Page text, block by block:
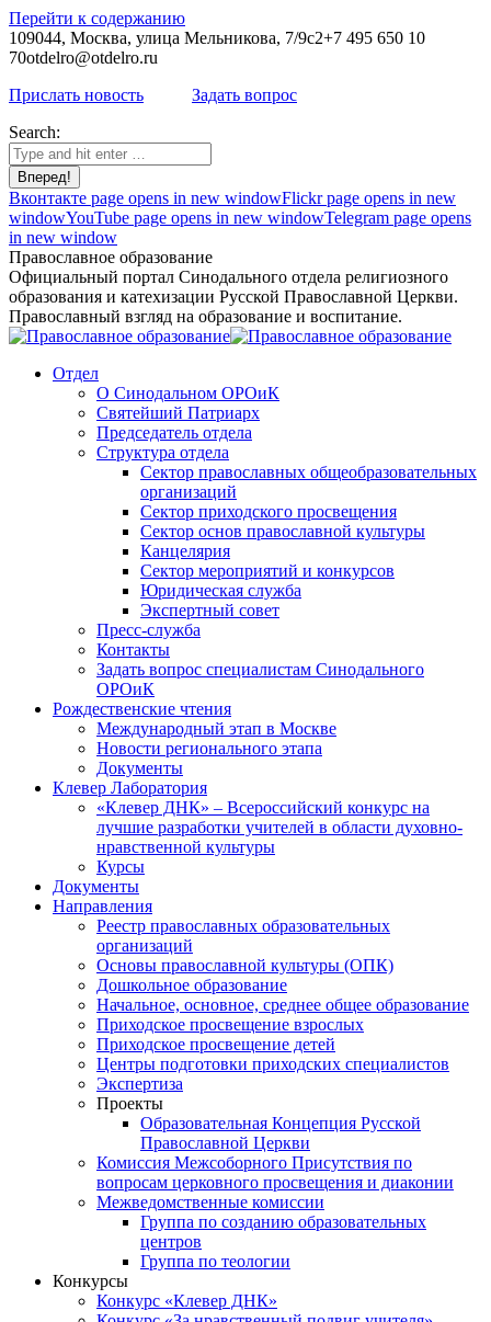
Перейти к содержанию
109044, Москва, улица Мельникова, 7/9с2+7 495 650 10
70otdelro@otdelro.ru
Прислать новость
Задать вопрос
Search:
Вконтакте page opens in new windowFlickr page opens in new
windowYouTube page opens in new windowTelegram page opens
in new window
Православное образование
Официальный портал Синодального отдела религиозного
образования и катехизации Русской Православной Церкви.
Православный взгляд на образование и воспитание.
Отдел
О Синодальном ОРОиК
Святейший Патриарх
Председатель отдела
Структура отдела
Сектор православных общеобразовательных
организаций
Сектор приходского просвещения
Сектор основ православной культуры
Канцелярия
Сектор мероприятий и конкурсов
Юридическая служба
Экспертный совет
Пресс-служба
Контакты
Задать вопрос специалистам Синодального
ОРОиК
Рождественские чтения
Международный этап в Москве
Новости регионального этапа
Документы
Клевер Лаборатория
«Клевер ДНК» – Всероссийский конкурс на
лучшие разработки учителей в области духовно-
нравственной культуры
Курсы
Документы
Направления
Реестр православных образовательных
организаций
Основы православной культуры (ОПК)
Дошкольное образование
Начальное, основное, среднее общее образование
Приходское просвещение взрослых
Приходское просвещение детей
Центры подготовки приходских специалистов
Экспертиза
Проекты
Образовательная Концепция Русской
Православной Церкви
Комиссия Межсоборного Присутствия по
вопросам церковного просвещения и диаконии
Межведомственные комиссии
Группа по созданию образовательных
центров
Группа по теологии
Конкурсы
Конкурс «Клевер ДНК»